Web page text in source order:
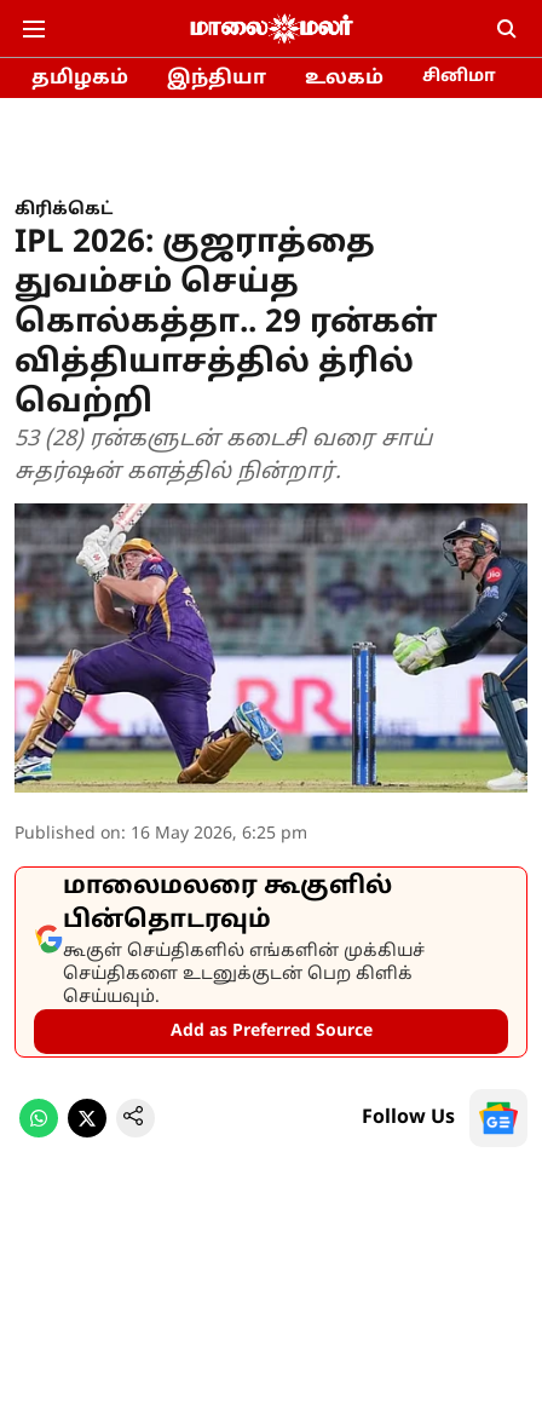
தமிழகம் இந்தியா உலகம் சினிமா
கிரிக்கெட்
IPL 2026: குஜராத்தை
துவம்சம் செய்த
கொல்கத்தா.. 29 ரன்கள்
வித்தியாசத்தில் த்ரில்
வெற்றி
53 (28) ரன்களுடன் கடைசி வரை சாய்
சுதர்ஷன் களத்தில் நின்றார்.
Published on: 16 May 2026, 6:25 pm
மாலைமலரை கூகுளில்
பின்தொடரவும்
கூகுள் செய்திகளில் எங்களின் முக்கியச்
செய்திகளை உடனுக்குடன் பெற கிளிக்
செய்யவும்.
Add as Preferred Source
Follow Us